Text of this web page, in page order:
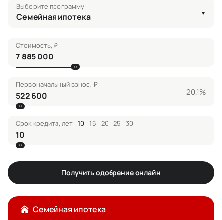
Выберите программу
Семейная ипотека
Стоимость, ₽
Первоначальный взнос, ₽
20,1%
Срок кредита, лет 10 15 20 25 30
Получить одобрение онлайн
Семейная ипотека